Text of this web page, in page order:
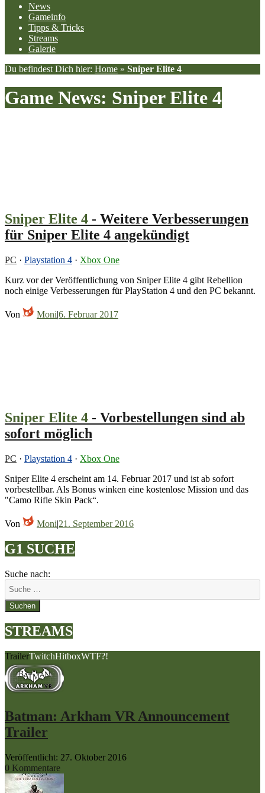
News
Gameinfo
Tipps & Tricks
Streams
Galerie
Du befindest Dich hier: Home » Sniper Elite 4
Game News: Sniper Elite 4
Sniper Elite 4 - Weitere Verbesserungen
für Sniper Elite 4 angekündigt
PC · Playstation 4 · Xbox One
Kurz vor der Veröffentlichung von Sniper Elite 4 gibt Rebellion
noch einige Verbesserungen für PlayStation 4 und den PC bekannt.
Von Moni|6. Februar 2017
Sniper Elite 4 - Vorbestellungen sind ab
sofort möglich
PC · Playstation 4 · Xbox One
Sniper Elite 4 erscheint am 14. Februar 2017 und ist ab sofort
vorbestellbar. Als Bonus winken eine kostenlose Mission und das
"Camo Rifle Skin Pack“.
Von Moni|21. September 2016
G1 SUCHE
Suche nach:
Suchen
STREAMS
TrailerTwitchHitboxWTF?!
Batman: Arkham VR Announcement
Trailer
Veröffentlicht: 27. Oktober 2016
0 Kommentare